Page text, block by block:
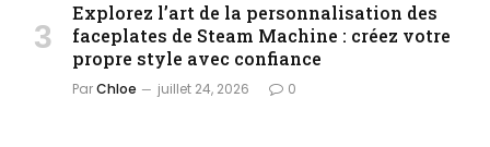
Explorez l’art de la personnalisation des
faceplates de Steam Machine : créez votre
propre style avec confiance
ParChloe juillet 24, 2026 0